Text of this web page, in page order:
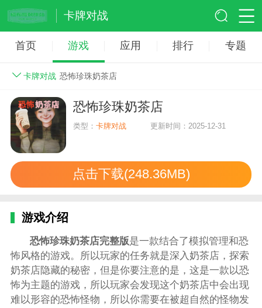
卡牌对战
首页 游戏 应用 排行 专题
卡牌对战 恐怖珍珠奶茶店
恐怖珍珠奶茶店
类型：卡牌对战 更新时间：2025-12-31
点击下载(248.36MB)
游戏介绍
恐怖珍珠奶茶店完整版是一款结合了模拟管理和恐
怖风格的游戏。所以玩家的任务就是深入奶茶店，探索
奶茶店隐藏的秘密，但是你要注意的是，这是一款以恐
怖为主题的游戏，所以玩家会发现这个奶茶店中会出现
难以形容的恐怖怪物，所以你需要在被超自然的怪物发